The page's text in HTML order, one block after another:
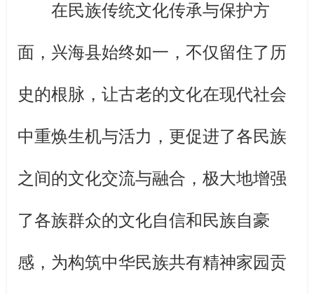
在民族传统文化传承与保护方
面，兴海县始终如一，不仅留住了历
史的根脉，让古老的文化在现代社会
中重焕生机与活力，更促进了各民族
之间的文化交流与融合，极大地增强
了各族群众的文化自信和民族自豪
感，为构筑中华民族共有精神家园贡